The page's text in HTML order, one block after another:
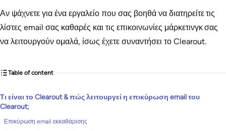
Αν ψάχνετε για ένα εργαλείο που σας βοηθά να διατηρείτε τις
λίστες email σας καθαρές και τις επικοινωνίες μάρκετινγκ σας
να λειτουργούν ομαλά, ίσως έχετε συναντήσει το Clearout.
Table of content
Τι είναι το Clearout & πώς λειτουργεί η επικύρωση email του
Clearout;
Επικύρωση email εκκαθάρισης